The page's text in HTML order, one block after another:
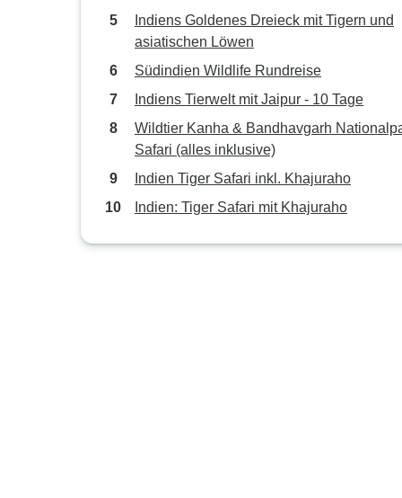
Indiens Goldenes Dreieck mit Tigern und
asiatischen Löwen
Südindien Wildlife Rundreise
Indiens Tierwelt mit Jaipur - 10 Tage
Wildtier Kanha & Bandhavgarh
Safari (alles inklusive)
Indien Tiger Safari inkl. Khajuraho
Indien: Tiger Safari mit Khajuraho